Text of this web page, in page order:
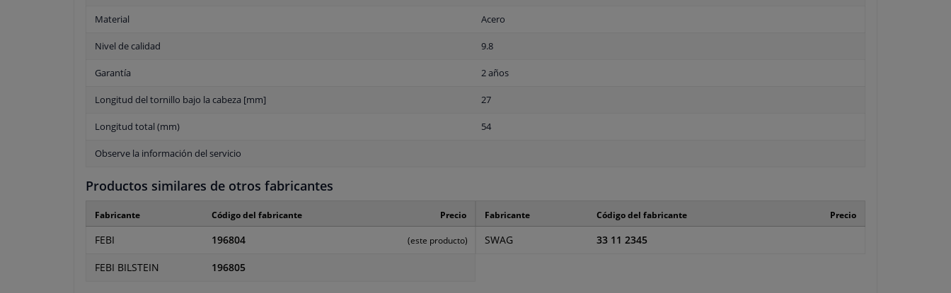
Material Acero
Nivel de calidad 9.8
Garantía 2 años
Longitud del tornillo bajo la cabeza [mm] 27
Longitud total (mm) 54
Observe la información del servicio
Productos similares de otros fabricantes
Fabricante Código del fabricante Precio
FEBI 196804 (este producto)
FEBI BILSTEIN 196805
Fabricante Código del fabricante Precio
SWAG 33 11 2345